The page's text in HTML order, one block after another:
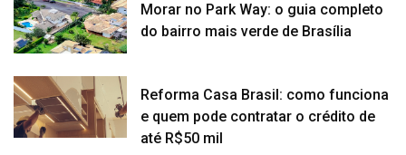
Morar no Park Way: o guia completo
do bairro mais verde de Brasília
Reforma Casa Brasil: como funciona
e quem pode contratar o crédito de
até R$50 mil